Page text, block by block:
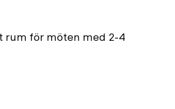
rum för möten med 2-4